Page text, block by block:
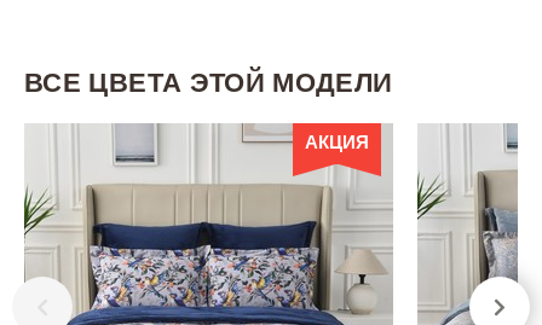
ВСЕ ЦВЕТА ЭТОЙ МОДЕЛИ
АКЦИЯ